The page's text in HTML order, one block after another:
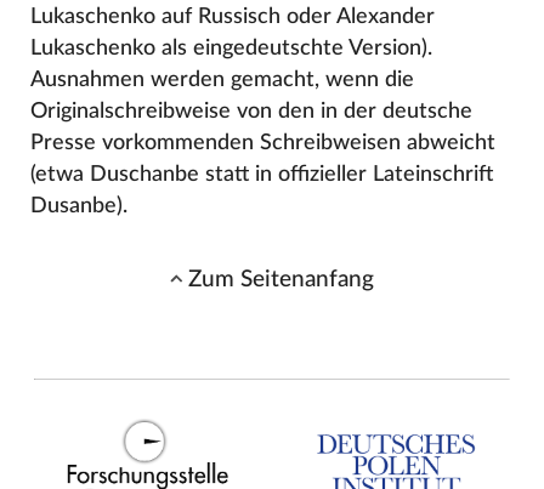
Lukaschenko auf Russisch oder Alexander
Lukaschenko als eingedeutschte Version).
Ausnahmen werden gemacht, wenn die
Originalschreibweise von den in der deutsche
Presse vorkommenden Schreibweisen abweicht
(etwa Duschanbe statt in offizieller Lateinschrift
Dusanbe).
Zum Seitenanfang